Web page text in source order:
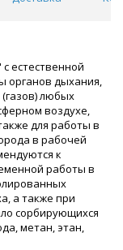
естественной
органов дыхания,
любых
воздухе,
для работы в
в рабочей
к
работы в
а также при
сорбирующихся
метан, этан,